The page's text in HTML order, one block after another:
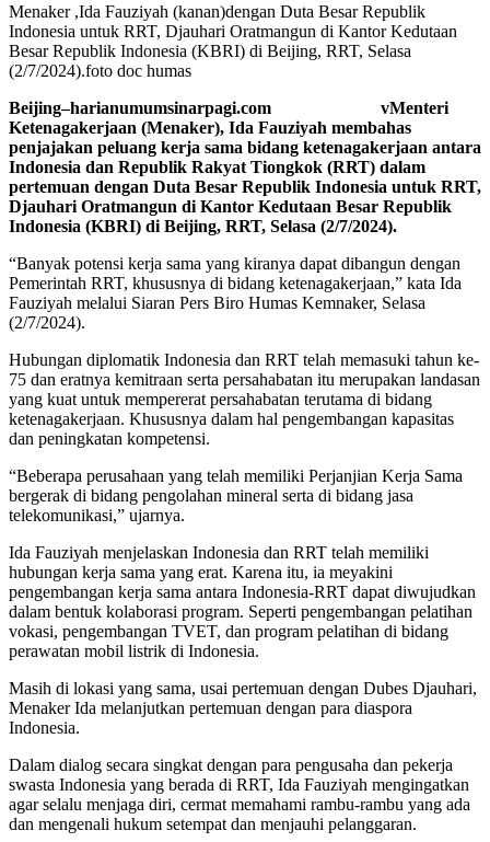
Menaker ,Ida Fauziyah (kanan)dengan Duta Besar Republik
Indonesia untuk RRT, Djauhari Oratmangun di Kantor Kedutaan
Besar Republik Indonesia (KBRI) di Beijing, RRT, Selasa
(2/7/2024).foto doc humas
Beijing–harianumumsinarpagi.com vMenteri
Ketenagakerjaan (Menaker), Ida Fauziyah membahas
penjajakan peluang kerja sama bidang ketenagakerjaan antara
Indonesia dan Republik Rakyat Tiongkok (RRT) dalam
pertemuan dengan Duta Besar Republik Indonesia untuk RRT,
Djauhari Oratmangun di Kantor Kedutaan Besar Republik
Indonesia (KBRI) di Beijing, RRT, Selasa (2/7/2024).
“Banyak potensi kerja sama yang kiranya dapat dibangun dengan
Pemerintah RRT, khususnya di bidang ketenagakerjaan,” kata Ida
Fauziyah melalui Siaran Pers Biro Humas Kemnaker, Selasa
(2/7/2024).
Hubungan diplomatik Indonesia dan RRT telah memasuki tahun ke-
75 dan eratnya kemitraan serta persahabatan itu merupakan landasan
yang kuat untuk mempererat persahabatan terutama di bidang
ketenagakerjaan. Khususnya dalam hal pengembangan kapasitas
dan peningkatan kompetensi.
“Beberapa perusahaan yang telah memiliki Perjanjian Kerja Sama
bergerak di bidang pengolahan mineral serta di bidang jasa
telekomunikasi,” ujarnya.
Ida Fauziyah menjelaskan Indonesia dan RRT telah memiliki
hubungan kerja sama yang erat. Karena itu, ia meyakini
pengembangan kerja sama antara Indonesia-RRT dapat diwujudkan
dalam bentuk kolaborasi program. Seperti pengembangan pelatihan
vokasi, pengembangan TVET, dan program pelatihan di bidang
perawatan mobil listrik di Indonesia.
Masih di lokasi yang sama, usai pertemuan dengan Dubes Djauhari,
Menaker Ida melanjutkan pertemuan dengan para diaspora
Indonesia.
Dalam dialog secara singkat dengan para pengusaha dan pekerja
swasta Indonesia yang berada di RRT, Ida Fauziyah mengingatkan
agar selalu menjaga diri, cermat memahami rambu-rambu yang ada
dan mengenali hukum setempat dan menjauhi pelanggaran.